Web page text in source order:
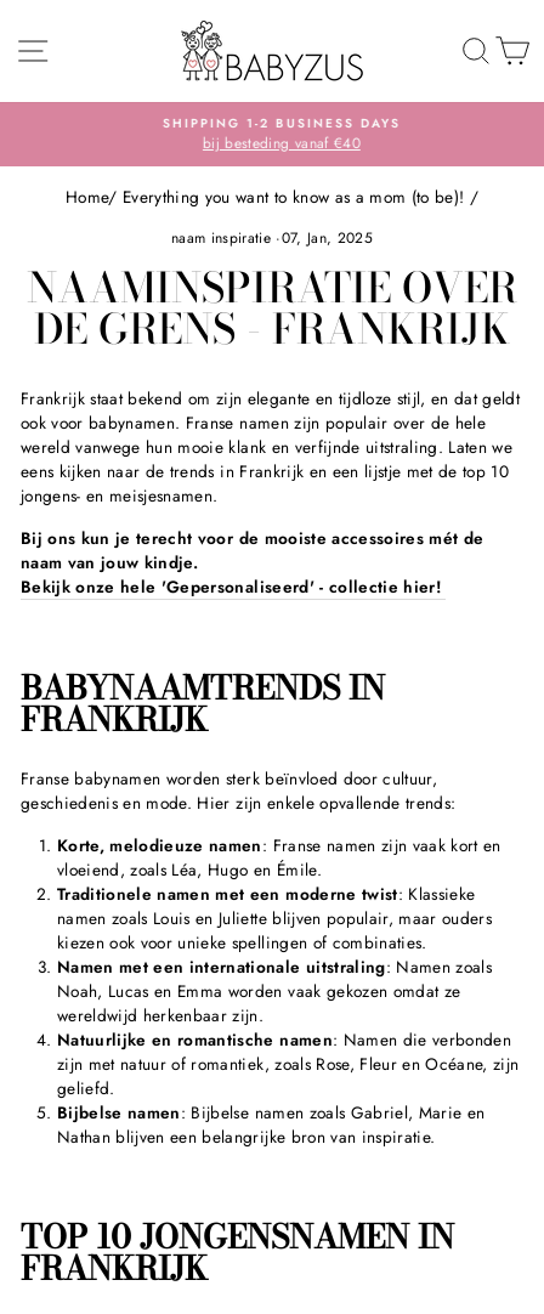
SITE NAVIGATION
TO
Pause
SHIPPING 1-2 BUSINESS DAYS
bij besteding vanaf €40
Home/ Everything you want to know as a mom (to be)! /
naam inspiratie ·07, Jan, 2025
NAAMINSPIRATIE OVER
DE GRENS - FRANKRIJK
Frankrijk staat bekend om zijn elegante en tijdloze stijl, en dat geldt
ook voor babynamen. Franse namen zijn populair over de hele
wereld vanwege hun mooie klank en verfijnde uitstraling. Laten we
eens kijken naar de trends in Frankrijk en een lijstje met de top 10
jongens- en meisjesnamen.
Bij ons kun je terecht voor de mooiste accessoires mét de
naam van jouw kindje.
Bekijk onze hele 'Gepersonaliseerd' - collectie hier!
BABYNAAMTRENDS IN
FRANKRIJK
Franse babynamen worden sterk beïnvloed door cultuur,
geschiedenis en mode. Hier zijn enkele opvallende trends:
Korte, melodieuze namen: Franse namen zijn vaak kort en
vloeiend, zoals Léa, Hugo en Émile.
Traditionele namen met een moderne twist: Klassieke
namen zoals Louis en Juliette blijven populair, maar ouders
kiezen ook voor unieke spellingen of combinaties.
Namen met een internationale uitstraling: Namen zoals
Noah, Lucas en Emma worden vaak gekozen omdat ze
wereldwijd herkenbaar zijn.
Natuurlijke en romantische namen: Namen die verbonden
zijn met natuur of romantiek, zoals Rose, Fleur en Océane, zijn
geliefd.
Bijbelse namen: Bijbelse namen zoals Gabriel, Marie en
Nathan blijven een belangrijke bron van inspiratie.
TOP 10 JONGENSNAMEN IN
FRANKRIJK